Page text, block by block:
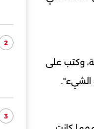
وكتب على
الشيء".
2
3